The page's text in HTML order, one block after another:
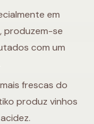
em
produzem-se
com um
frescas do
produz vinhos